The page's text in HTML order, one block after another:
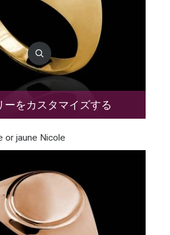
ーをカスタマイズする
or jaune Nicole